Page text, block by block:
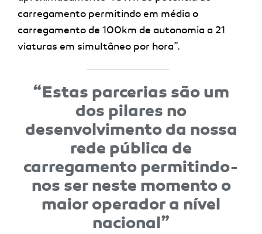
carregamento permitindo em média o
carregamento de 100km de autonomia a 21
viaturas em simultâneo por hora”.
“Estas parcerias são um
dos pilares no
desenvolvimento da nossa
rede pública de
carregamento permitindo-
nos ser neste momento o
maior operador a nível
nacional”